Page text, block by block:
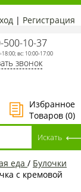
| Регистрация
500-10-37
18:00; вс: 10:00-17:00
звонок
Избранное
Товаров (0)
еда / Булочки
с кремовой